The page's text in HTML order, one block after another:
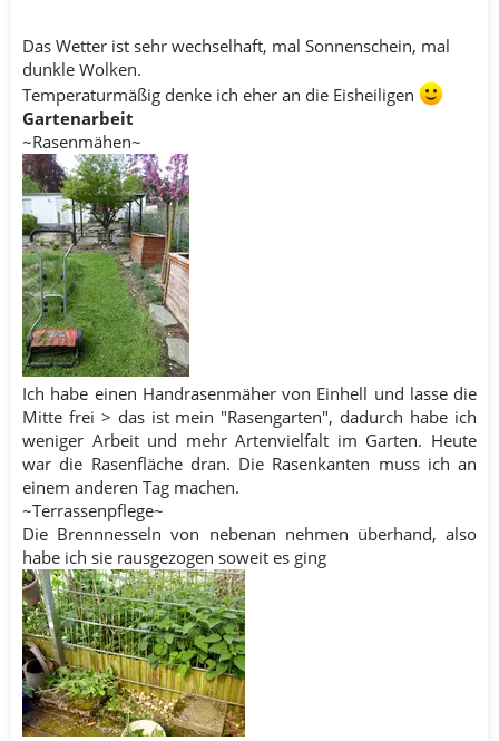
Das Wetter ist sehr wechselhaft, mal Sonnenschein, mal
dunkle Wolken.
Temperaturmäßig denke ich eher an die Eisheiligen
Gartenarbeit
~Rasenmähen~
Ich habe einen Handrasenmäher von Einhell und lasse die
Mitte frei > das ist mein "Rasengarten", dadurch habe ich
weniger Arbeit und mehr Artenvielfalt im Garten. Heute
war die Rasenfläche dran. Die Rasenkanten muss ich an
einem anderen Tag machen.
~Terrassenpflege~
Die Brennnesseln von nebenan nehmen überhand, also
habe ich sie rausgezogen soweit es ging